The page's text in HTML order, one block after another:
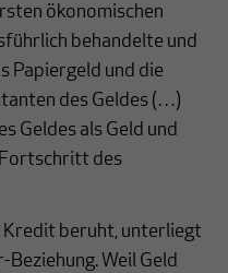
ökonomischen
behandelte und
Papiergeld und die
des Geldes (…)
Geldes als Geld und
des
Kredit beruht, unterliegt
Weil Geld